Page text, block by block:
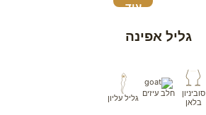
עוד
גליל אפינה
סוביניון
בלאן
חלב עיזים גליל עליון